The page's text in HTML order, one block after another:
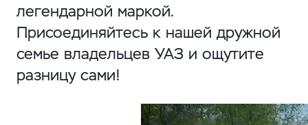
легендарной маркой.
Присоединяйтесь к нашей дружной
семье владельцев УАЗ и ощутите
разницу сами!